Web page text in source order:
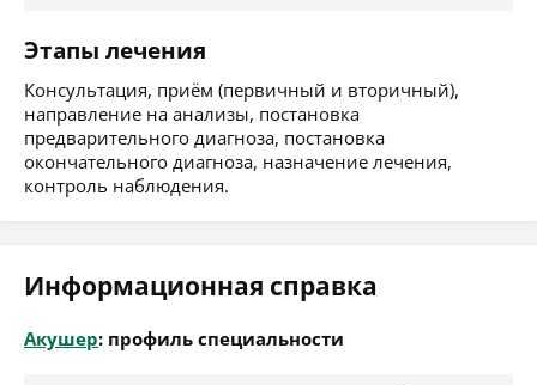
Этапы лечения
Консультация, приём (первичный и вторичный),
направление на анализы, постановка
предварительного диагноза, постановка
окончательного диагноза, назначение лечения,
контроль наблюдения.
Информационная справка
Акушер: профиль специальности